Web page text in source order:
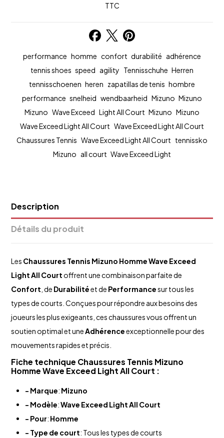
TTC
performance homme confort durabilité adhérence
tennis shoes speed agility Tennisschuhe Herren
tennisschoenen heren zapatillas de tenis hombre
performance snelheid wendbaarheid Mizuno Mizuno
Mizuno Wave Exceed Light All Court Mizuno Mizuno
Wave Exceed Light All Court Wave Exceed Light All Court
Chaussures Tennis Wave Exceed Light All Court tennissko
Mizuno all court Wave Exceed Light
Description
Détails du produit
Les Chaussures Tennis Mizuno HommeWave Exceed
Light All Courtoffrent une combinaison parfaite de
Confort , de Durabilitéet de Performancesur tous les
types de courts. Conçues pour répondre aux besoins des
joueurs les plus exigeants, ces chaussures vous offrent un
soutien optimal et uneAdhérenceexceptionnelle pour des
mouvements rapides et précis.
Fiche technique Chaussures Tennis Mizuno
Homme Wave Exceed Light All Court :
- Marque: Mizuno
- Modèle:Wave Exceed Light All Court
- Pour: Homme
- Type de court: Tous les types de courts